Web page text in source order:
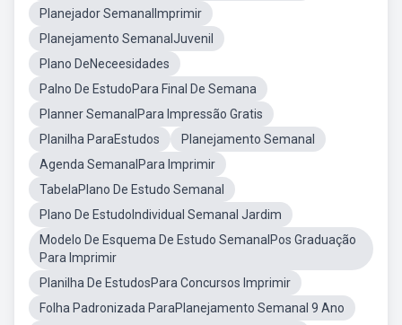
Planejador SemanalImprimir
Planejamento SemanalJuvenil
Plano DeNeceesidades
Palno De EstudoPara Final De Semana
Planner SemanalPara Impressão Gratis
Planilha ParaEstudos
Planejamento Semanal
Agenda SemanalPara Imprimir
TabelaPlano De Estudo Semanal
Plano De EstudoIndividual Semanal Jardim
Modelo De Esquema De Estudo SemanalPos Graduação
Para Imprimir
Planilha De EstudosPara Concursos Imprimir
Folha Padronizada ParaPlanejamento Semanal 9 Ano